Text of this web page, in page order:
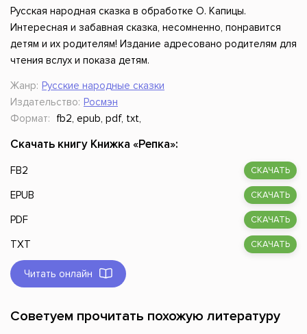
Русская народная сказка в обработке О. Капицы.
Интересная и забавная сказка, несомненно, понравится
детям и их родителям! Издание адресовано родителям для
чтения вслух и показа детям.
Жанр: Русские народные сказки
Издательство: Росмэн
Формат:
fb2, epub, pdf, txt,
Скачать книгу Книжка «Репка»:
FB2 СКАЧАТЬ
EPUB СКАЧАТЬ
PDF СКАЧАТЬ
TXT СКАЧАТЬ
Читать онлайн
Советуем прочитать похожую литературу